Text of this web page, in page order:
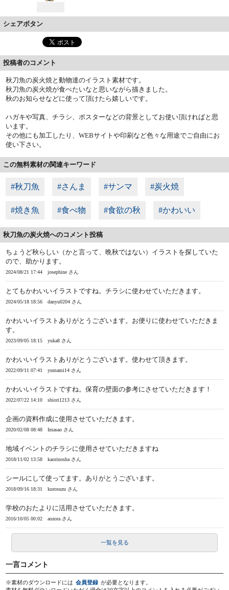
シェアボタン
投稿者のコメント
秋刀魚の炭火焼と動物達のイラスト素材です。
秋刀魚の炭火焼が食べたいなと思いながら描きました。
秋のお知らせなどに使って頂けたら嬉しいです。
ハガキや写真、チラシ、ポスターなどの背景としてお使い頂ければと思
います。
その他にも加工したり、WEBサイトや印刷など色々な用途でご自由にお
使い下さい。
この無料素材の関連キーワード
#秋刀魚 #さんま #サンマ #炭火焼
#焼き魚 #食べ物 #食欲の秋 #かわいい
秋刀魚の炭火焼へのコメント投稿
ちょうど秋らしい（かと言って、晩秋ではない）イラストを探していた
ので、助かります。
2024/08/21 17:44 josephine さん
とてもかわいいイラストですね。チラシに使わせていただきます。
2024/05/18 18:56 danyu0204 さん
かわいいイラストありがとうございます。お便りに使わせていただきま
す。
2023/09/05 18:15 yuka8 さん
かわいいイラストありがとうございます。使わせて頂きます。
2022/09/11 07:41 yumami14 さん
かわいいイラストですね。保育の壁面の参考にさせていただきます！
2022/07/22 14:10 shiori1213 さん
企画の資料作成に使用させていただきます。
2020/02/08 08:48 Imasao さん
地域イベントのチラシに使用させていただきますね
2018/11/02 13:58 kaorinosha さん
シールにして使ってます。ありがとうございます。
2018/09/16 18:31 kurosuzu さん
学校のおたよりに活用させていただきます。
2016/10/05 00:02 aozora さん
一覧を見る
一言コメント
※素材のダウンロードには 会員登録 が必要となります。